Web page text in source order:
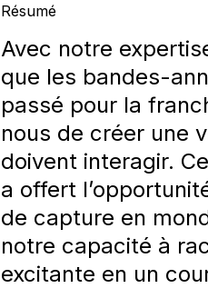
Résumé
Avec notre
que les bandes-
passé pour la
nous de créer une
doivent interagir.
a offert
de capture en
notre capacité à
excitante en un